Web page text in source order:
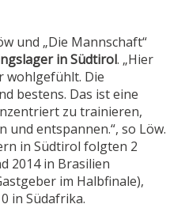
und „Die Mannschaft“
in Südtirol. „Hier
wohlgefühlt. Die
bestens. Das ist eine
zu trainieren,
und entspannen.“, so Löw.
in Südtirol folgten 2
2014 in Brasilien
im Halbfinale),
in Südafrika.